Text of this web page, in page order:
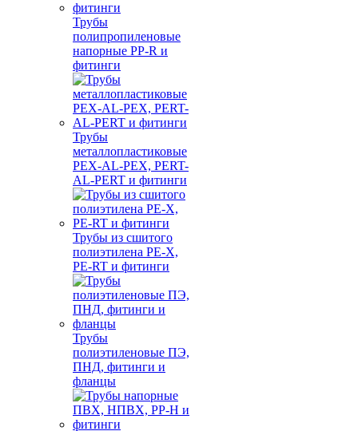
Трубы
полипропиленовые
напорные PP-R и
фитинги
Трубы
металлопластиковые
PEX-AL-PEX, PERT-
AL-PERT и фитинги
Трубы из сшитого
полиэтилена PE-X,
PE-RT и фитинги
Трубы
полиэтиленовые ПЭ,
ПНД, фитинги и
фланцы